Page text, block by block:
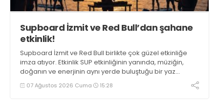
Supboard İzmit ve Red Bull’dan şahane
etkinlik!
Supboard İzmit ve Red Bull birlikte çok güzel etkinliğe
imza atıyor. Etkinlik SUP etkinliğinin yanında, müziğin,
doğanın ve enerjinin aynı yerde buluştuğu bir yaz
deneyimini de buluşturuyor.
07 Ağustos 2026 Cuma 15:28